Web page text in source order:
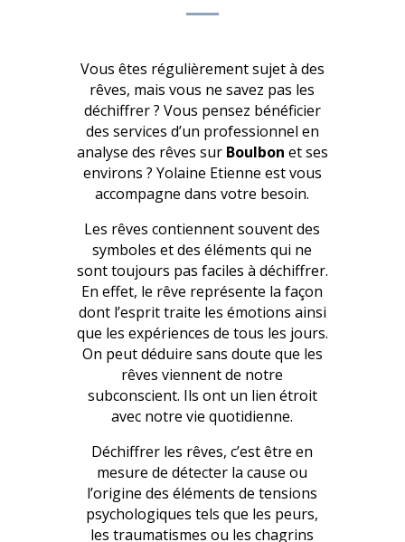
Vous êtes régulièrement sujet à des
rêves, mais vous ne savez pas les
déchiffrer ? Vous pensez bénéficier
des services d’un professionnel en
analyse des rêves sur Boulbon et ses
environs ? Yolaine Etienne est vous
accompagne dans votre besoin.
Les rêves contiennent souvent des
symboles et des éléments qui ne
sont toujours pas faciles à déchiffrer.
En effet, le rêve représente la façon
dont l’esprit traite les émotions ainsi
que les expériences de tous les jours.
On peut déduire sans doute que les
rêves viennent de notre
subconscient. Ils ont un lien étroit
avec notre vie quotidienne.
Déchiffrer les rêves, c’est être en
mesure de détecter la cause ou
l’origine des éléments de tensions
psychologiques tels que les peurs,
les traumatismes ou les chagrins